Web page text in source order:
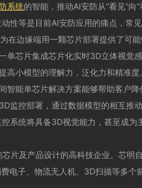
系统的智能，推动AI安防从“看见”向“
等是目前AI安防应用的痛点，常
在边缘端用一颗芯片部署提供了可能
芯片集成芯片化实时3D立体视觉
小模型的理解力，泛化力和精准度
能单芯片解决方案能够帮助客户降
监控部署，通过数据模型的相互推
统将具备3D视觉能力，甚至成为主
及产品设计的高科技企业。芯明
电子、物流无人机、3D扫描等多